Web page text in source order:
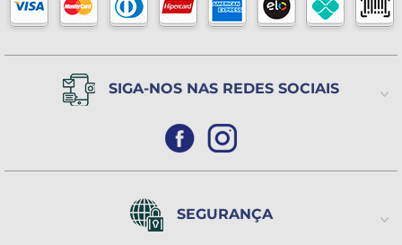
SIGA-NOS NAS REDES SOCIAIS
SEGURANÇA